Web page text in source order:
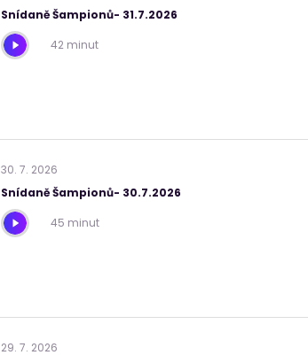
Snídaně Šampionů- 31.7.2026
42 minut
30. 7. 2026
Snídaně Šampionů- 30.7.2026
45 minut
29. 7. 2026